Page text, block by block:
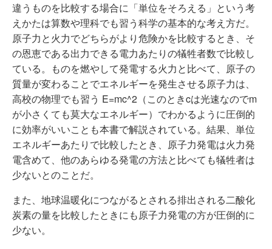
違うものを比較する場合に「単位をそろえる」という考
えかたは算数や理科でも習う科学の基本的な考え方だ。
原子力と火力でどちらがより危険かを比較するとき、そ
の恩恵である出力できる電力あたりの犠牲者数で比較し
ている。ものを燃やして発電する火力と比べて、原子の
質量が変わることでエネルギーを発生させる原子力は、
高校の物理でも習う E=mc^2（このときcは光速なのでm
が小さくても莫大なエネルギー）でわかるように圧倒的
に効率がいいことも本書で解説されている。結果、単位
エネルギーあたりで比較したとき、原子力発電は火力発
電含めて、他のあらゆる発電の方法と比べても犠牲者は
少ないとのことだ。
また、地球温暖化につながるとされる排出される二酸化
炭素の量を比較したときにも原子力発電の方が圧倒的に
少ない。